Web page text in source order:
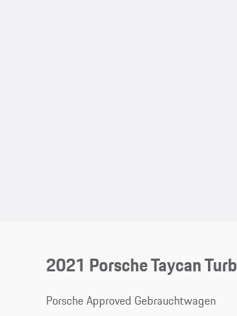
2021 Porsche Taycan
Porsche Approved Gebrauchtwagen